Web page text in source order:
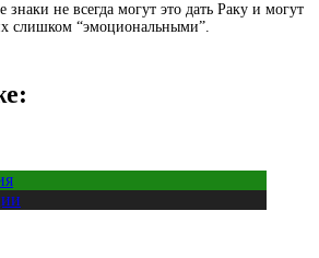
знаки не всегда могут это дать Раку и могут
слишком “эмоциональными”.